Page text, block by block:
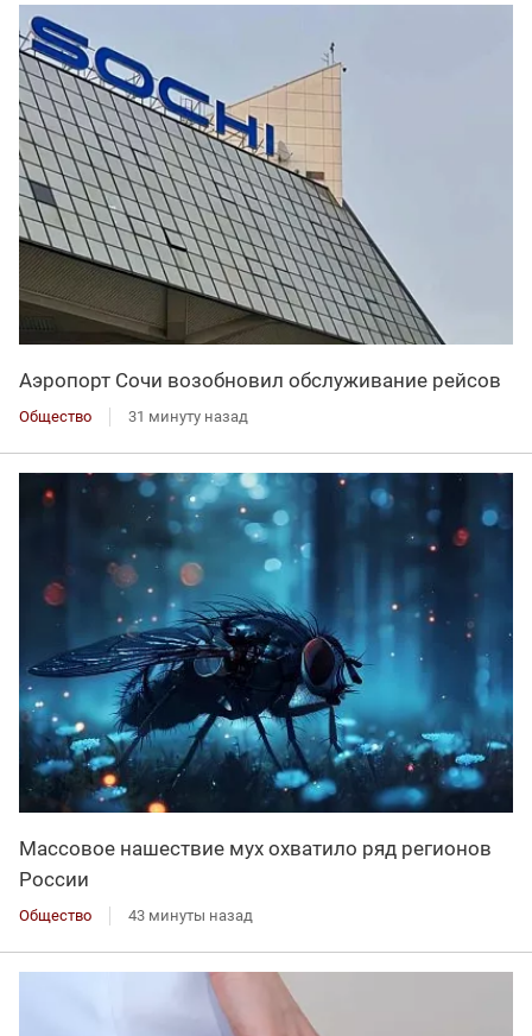
Аэропорт Сочи возобновил обслуживание рейсов
Общество 31 минуту назад
Массовое нашествие мух охватило ряд регионов
России
Общество 43 минуты назад